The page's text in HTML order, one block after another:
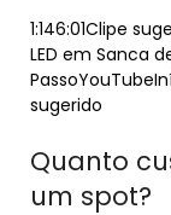
1:146:01Clipe
LED em Sanca
sugerido
Quanto
um spot?